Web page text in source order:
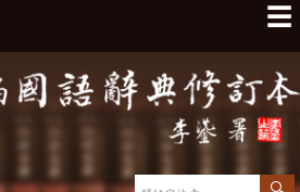
☰